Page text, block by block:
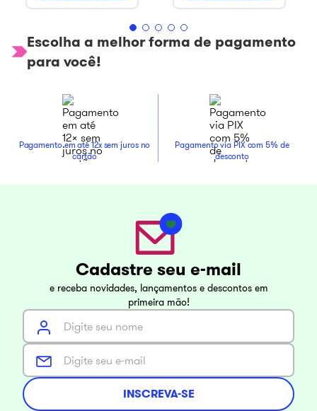
Escolha a melhor forma de pagamento
para você!
Pagamento em até 12x sem juros no
cartão
Pagamento via PIX com 5% de
desconto
Cadastre seu e-mail
e receba novidades, lançamentos e descontos em
primeira mão!
INSCREVA-SE